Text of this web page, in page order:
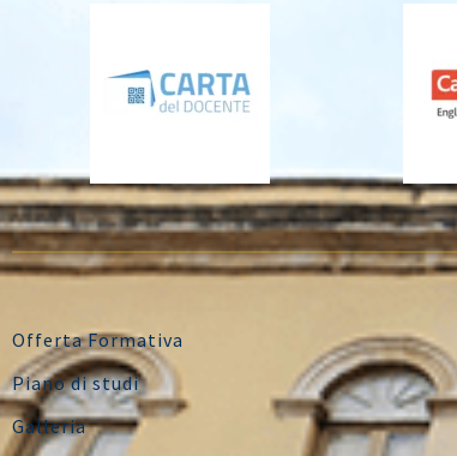
Offerta Formativa
Piano di studi
Galleria